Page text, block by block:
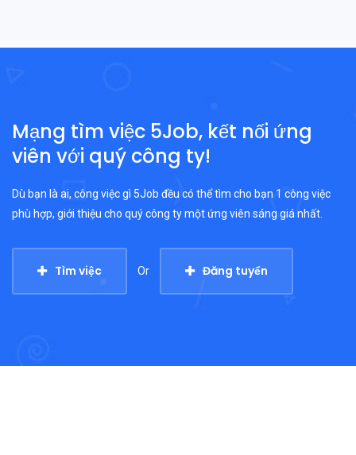
Mạng tìm việc 5Job, kết nối ứng
viên với quý công ty!
Dù bạn là ai, công việc gì 5Job đều có thể tìm cho bạn 1 công việc
phù hợp, giới thiệu cho quý công ty một ứng viên sáng giá nhất.
Tìm việc Or Đăng tuyển